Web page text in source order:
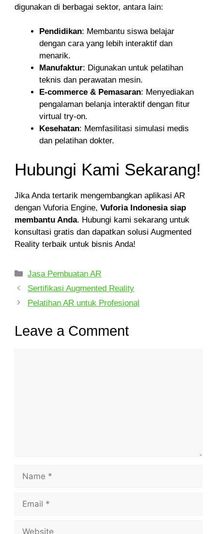
digunakan di berbagai sektor, antara lain:
Pendidikan: Membantu siswa belajar
dengan cara yang lebih interaktif dan
menarik.
Manufaktur: Digunakan untuk pelatihan
teknis dan perawatan mesin.
E-commerce & Pemasaran: Menyediakan
pengalaman belanja interaktif dengan fitur
virtual try-on.
Kesehatan: Memfasilitasi simulasi medis
dan pelatihan dokter.
Hubungi Kami Sekarang!
Jika Anda tertarik mengembangkan aplikasi AR
dengan Vuforia Engine, Vuforia Indonesia siap
membantu Anda. Hubungi kami sekarang untuk
konsultasi gratis dan dapatkan solusi Augmented
Reality terbaik untuk bisnis Anda!
Jasa Pembuatan AR
Sertifikasi Augmented Reality
Pelatihan AR untuk Profesional
Leave a Comment